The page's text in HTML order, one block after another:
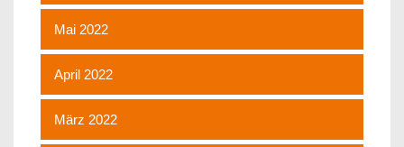
Mai 2022
April 2022
März 2022